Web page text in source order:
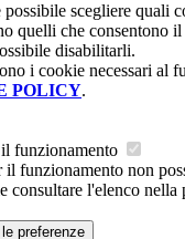
possibile scegliere quali
quelli che consentono
disabilitarli.
i cookie necessari al
POLICY.
funzionamento
il funzionamento non
consultare l'elenco nella
preferenze